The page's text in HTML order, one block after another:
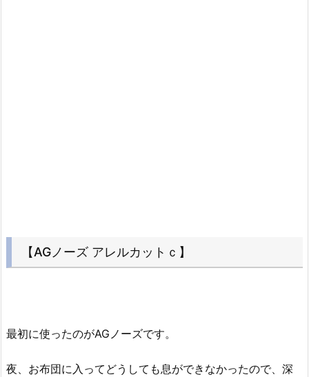
【AGノーズ アレルカットｃ】
最初に使ったのがAGノーズです。
夜、お布団に入ってどうしても息ができなかったので、深